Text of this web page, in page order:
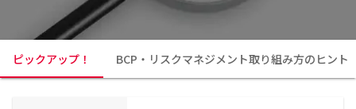
ピックアップ！ BCP・リスクマネジメント取り組み方のヒント